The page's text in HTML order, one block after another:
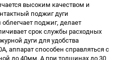
высоким качеством и
поджиг дуги
поджиг, делает
срок службы расходных
дуги для удобства
аппарат способен справляться с
до 40мм. А при толщинах до 30